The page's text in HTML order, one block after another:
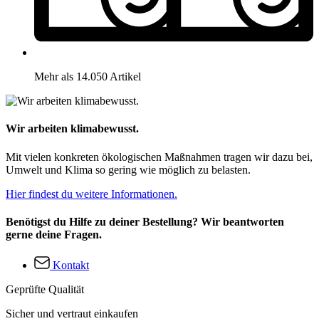
Mehr als 14.050 Artikel
Wir arbeiten klimabewusst.
Mit vielen konkreten ökologischen Maßnahmen tragen wir dazu bei,
Umwelt und Klima so gering wie möglich zu belasten.
Hier findest du weitere Informationen.
Benötigst du Hilfe zu deiner Bestellung? Wir beantworten
gerne deine Fragen.
Kontakt
Geprüfte Qualität
Sicher und vertraut einkaufen